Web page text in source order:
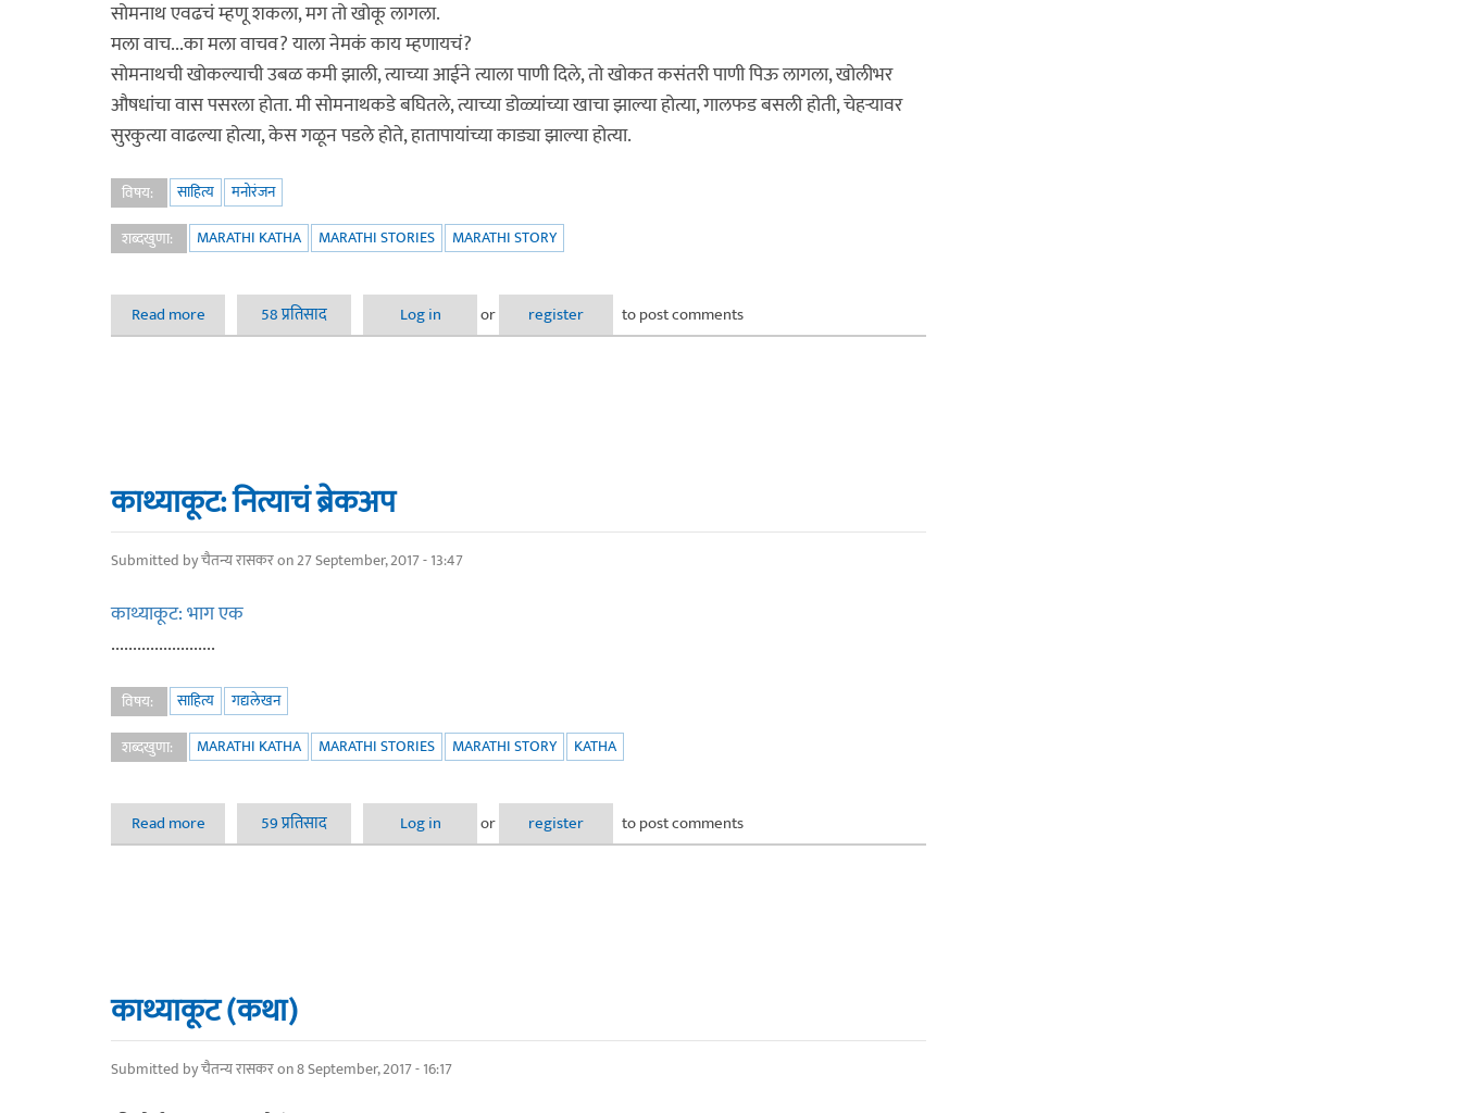
सोमनाथ एवढचं म्हणू शकला, मग तो खोकू लागला.
मला वाच...का मला वाचव? याला नेमकं काय म्हणायचं?
सोमनाथची खोकल्याची उबळ कमी झाली, त्याच्या आईने त्याला पाणी दिले, तो खोकत कसंतरी पाणी पिऊ लागला, खोलीभर
औषधांचा वास पसरला होता. मी सोमनाथकडे बघितले, त्याच्या डोळ्यांच्या खाचा झाल्या होत्या, गालफड बसली होती, चेहऱ्यावर
सुरकुत्या वाढल्या होत्या, केस गळून पडले होते, हातापायांच्या काड्या झाल्या होत्या.
विषय: साहित्य
मनोरंजन
शब्दखुणा:
MARATHI KATHA MARATHI STORIES MARATHI STORY
Read more about घात (कथा)
58 प्रतिसाद Log in or register to post comments
काथ्याकूट: नित्याचं ब्रेकअप
Submitted byचैतन्य रासकरon 27 September, 2017 - 13:47
काथ्याकूट: भाग एक
........................
विषय: साहित्य
गद्यलेखन
शब्दखुणा:
MARATHI KATHA MARATHI STORIES MARATHI STORY KATHA
Read more about काथ्याकूट: नित्याचं ब्रेकअप
59 प्रतिसाद Log in or register to post comments
काथ्याकूट (कथा)
Submitted byचैतन्य रासकरon 8 September, 2017 - 16:17